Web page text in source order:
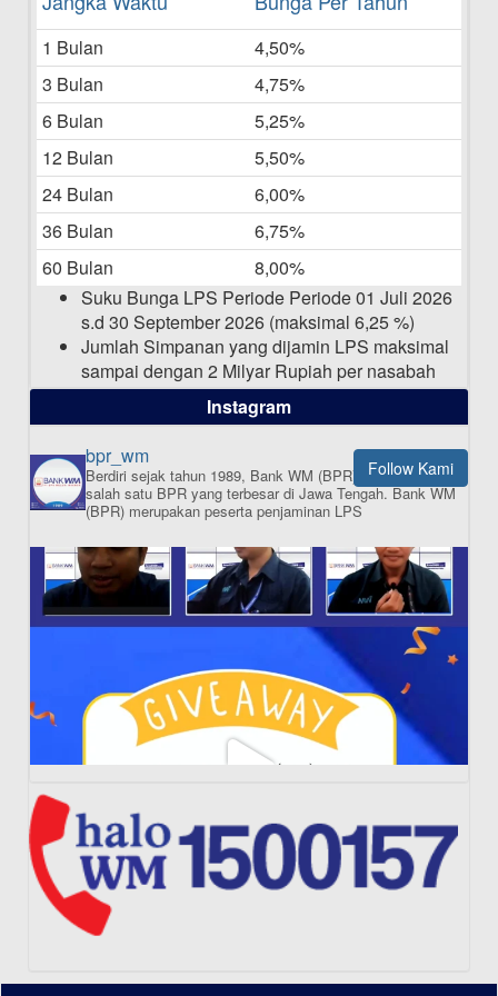
Laporan Keuangan Berkelanjutan
06-05-2025
Daftar Pemenang Undian TAMASHA
Bulan April 2025
15-04-2025
Pengumuman Nama Baru Perusahaan
1 Bulan
4,50%
3 Bulan
4,75%
6 Bulan
5,25%
12 Bulan
5,50%
24 Bulan
6,00%
36 Bulan
6,75%
60 Bulan
8,00%
Suku Bunga LPS Periode Periode 01 Juli 2026
s.d 30 September 2026 (maksimal 6,25 %)
Jumlah Simpanan yang dijamin LPS maksimal
sampai dengan 2 Milyar Rupiah per nasabah
dalam satu bank
ISI APLIKASI SEKARANG
Instagram
Follow Kami
bpr_wm
Berdiri sejak tahun 1989, Bank WM (BPR) merupakan
salah satu BPR yang terbesar di Jawa Tengah.Bank WM
(BPR) merupakan peserta penjaminan LPS